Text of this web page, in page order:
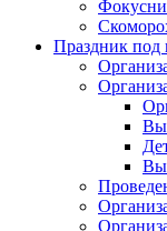
Праздник под